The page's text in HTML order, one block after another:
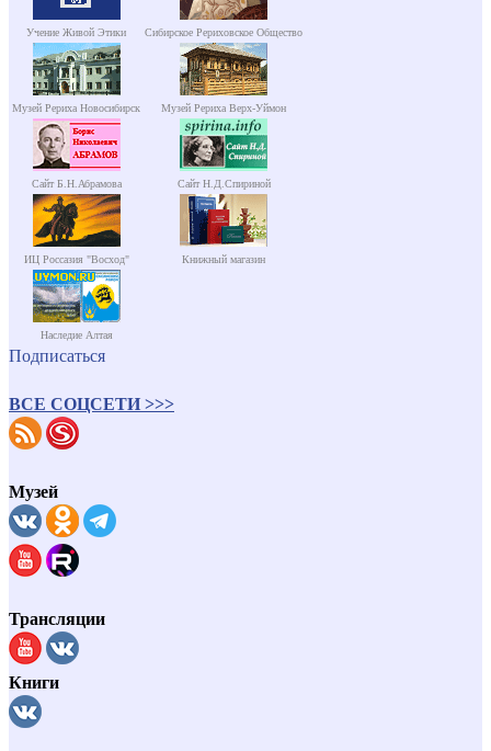
Учение Живой Этики Сибирское Рериховское Общество
Музей Рериха Новосибирск Музей Рериха Верх-Уймон
Сайт Б.Н.Абрамова Сайт Н.Д.Спириной
ИЦ Россазия "Восход" Книжный магазин
Наследие Алтая
Подписаться
ВСЕ СОЦСЕТИ >>>
Музей
Трансляции
Книги